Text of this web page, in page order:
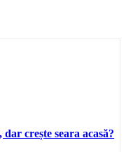
crește seara acasă?